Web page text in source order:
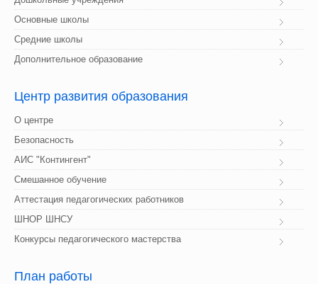
Основные школы
Средние школы
Дополнительное образование
Центр развития образования
О центре
Безопасность
АИС "Контингент"
Смешанное обучение
Аттестация педагогических работников
ШНОР ШНСУ
Конкурсы педагогического мастерства
План работы